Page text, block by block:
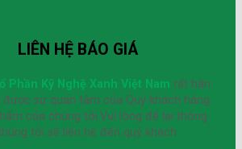
LIÊN HỆ BÁO GIÁ
Phần Kỹ Nghệ Xanh Việt Nam rất hân
được sự quan tâm của Quý khách hàng
của chúng tôi.Vui lòng để lại thông
tôi sẽ liên hệ đến quý khách.